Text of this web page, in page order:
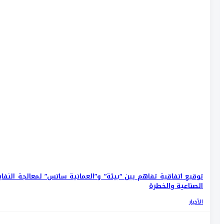
توقيع اتفاقية تفاهم بين “بيئة” و”العمانية ساتس” لمعالجة
الصناعية والخطرة
الأخبار